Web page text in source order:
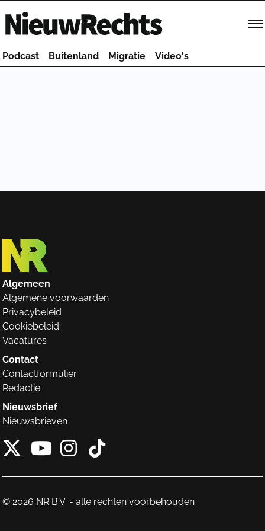
Homepage van NieuwRechts
Podcast Buitenland Migratie Video's
Algemeen
Algemene voorwaarden
Privacybeleid
Cookiebeleid
Vacatures
Contact
Contactformulier
Redactie
Nieuwsbrief
Nieuwsbrieven
X van NieuwRechts
Instagram van
Tiktok van
© 2026 NR B.V. - alle rechten voorbehouden